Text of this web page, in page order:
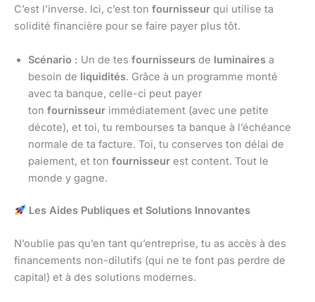
C’est l’inverse. Ici, c’est ton fournisseur qui utilise ta
solidité financière pour se faire payer plus tôt.
Scénario : Un de tes fournisseurs de luminaires a
besoin de liquidités. Grâce à un programme monté
avec ta banque, celle-ci peut payer
ton fournisseur immédiatement (avec une petite
décote), et toi, tu rembourses ta banque à l’échéance
normale de ta facture. Toi, tu conserves ton délai de
paiement, et ton fournisseur est content. Tout le
monde y gagne.
Les Aides Publiques et Solutions Innovantes
N’oublie pas qu’en tant qu’entreprise, tu as accès à des
financements non-dilutifs (qui ne te font pas perdre de
capital) et à des solutions modernes.